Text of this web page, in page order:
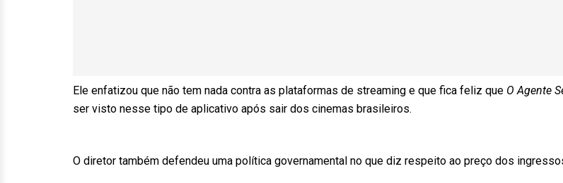
Ele enfatizou que não tem nada contra as plataformas de streaming e que fica feliz que O Agente
ser visto nesse tipo de aplicativo após sair dos cinemas brasileiros.
O diretor também defendeu uma política governamental no que diz respeito ao preço dos